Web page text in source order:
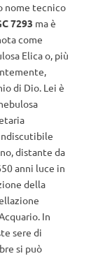
nome tecnico
7293 ma è
come
Elica o, più
di Dio. Lei è
distante da
anni luce in
della
In
sere di
si può